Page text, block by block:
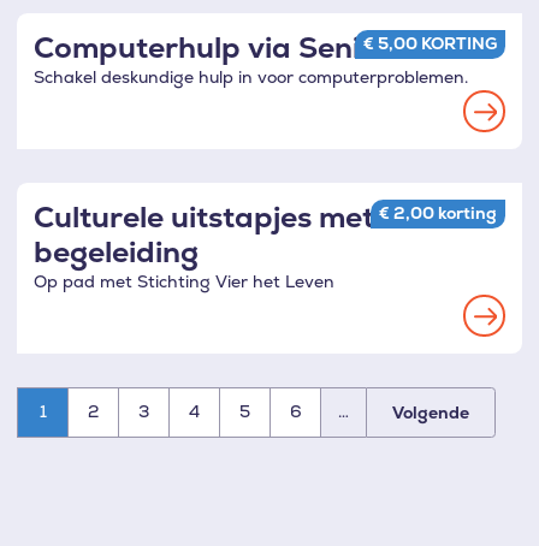
Computerhulp via SeniorWeb
Schakel deskundige hulp in voor computerproblemen.
Read
€ 5,00 KORTING
Culturele uitstapjes met
begeleiding
Op pad met Stichting Vier het Leven
Read
€ 2,00 korting
Paginatie
1 2 3 4 5 6 … Volgende